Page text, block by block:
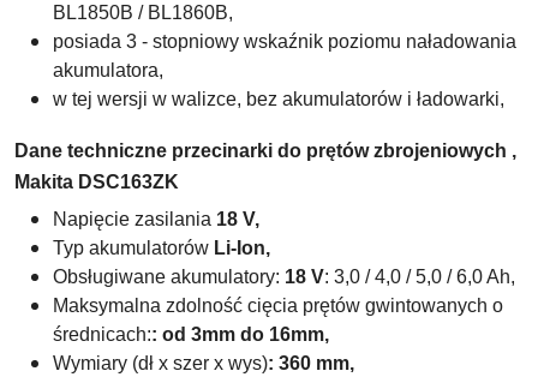
BL1850B / BL1860B,
posiada 3 - stopniowy wskaźnik poziomu naładowania
akumulatora,
w tej wersji w walizce, bez akumulatorów i ładowarki,
Dane techniczne przecinarki do prętów zbrojeniowych ,
Makita DSC163ZK
Napięcie zasilania 18 V,
Typ akumulatorów Li-Ion,
Obsługiwane akumulatory: 18 V: 3,0 / 4,0 / 5,0 / 6,0 Ah,
Maksymalna zdolność cięcia prętów gwintowanych o
średnicach:: od 3mm do 16mm,
Wymiary (dł x szer x wys): 360 mm,